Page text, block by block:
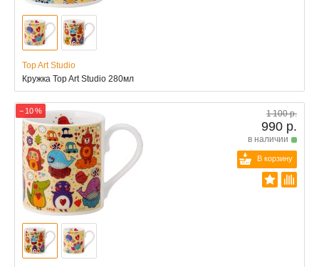
Top Art Studio
Кружка Top Art Studio 280мл
− 10 % 1 100 р.
990 р.
в наличии
В корзину